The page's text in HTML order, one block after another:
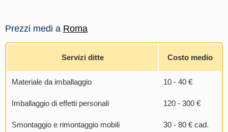
Prezzi medi a Roma
Servizi ditte Costo medio
Materiale da imballaggio 10 - 40 €
Imballaggio di effetti personali 120 - 300 €
Smontaggio e rimontaggio mobili 30 - 80 € cad.